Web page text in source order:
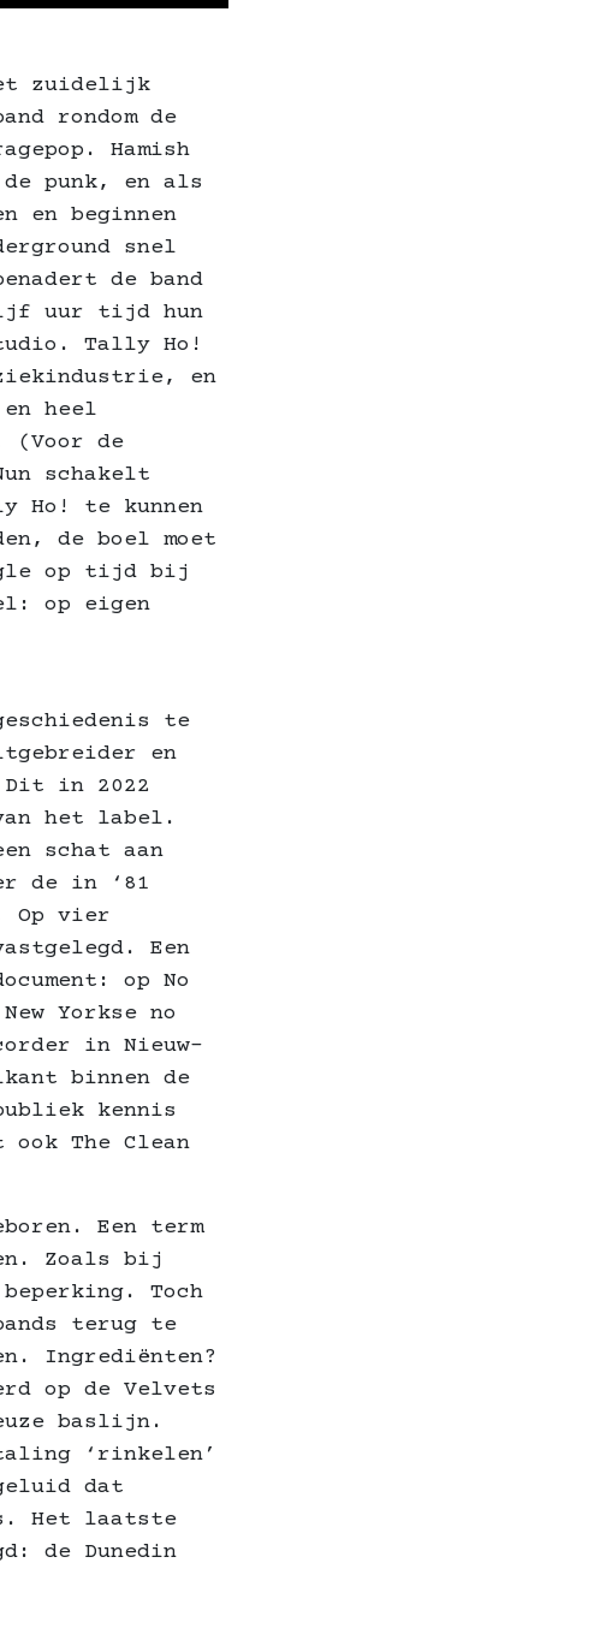
zuidelijk
rondom de
Hamish
punk, en als
en beginnen
snel
de band
vijf uur tijd hun
Tally Ho!
en
heel
(Voor de
schakelt
Ho! te kunnen
de boel moet
op tijd bij
op eigen
te
en
in 2022
het label.
schat aan
de in ‘81
Op vier
Een
op No
Yorkse no
in Nieuw-
binnen de
kennis
The Clean
Een term
Zoals bij
Toch
terug te
Ingrediënten?
op de Velvets
baslijn.
‘rinkelen’
dat
Het laatste
de Dunedin